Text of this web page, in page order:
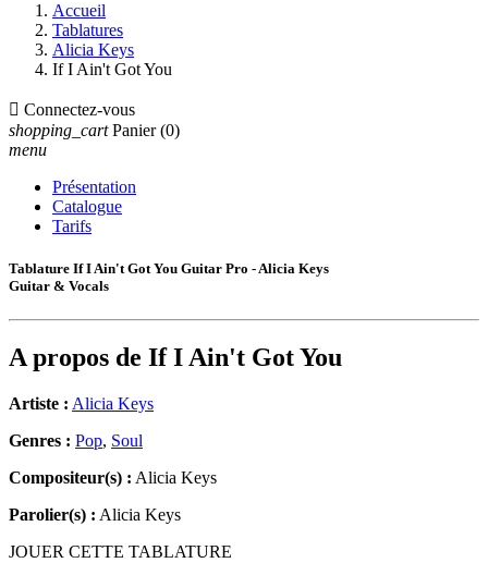
Accueil
Tablatures
Alicia Keys
If I Ain't Got You
 Connectez-vous
shopping_cart Panier (0)
menu
Présentation
Catalogue
Tarifs
Tablature If I Ain't Got You Guitar Pro - Alicia Keys
Guitar & Vocals
A propos de If I Ain't Got You
Artiste : Alicia Keys
Genres : Pop, Soul
Compositeur(s) : Alicia Keys
Parolier(s) : Alicia Keys
JOUER CETTE TABLATURE